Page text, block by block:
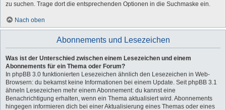
zu suchen. Trage dort die entsprechenden Optionen in die Suchmaske ein.
Nach oben
Abonnements und Lesezeichen
Was ist der Unterschied zwischen einem Lesezeichen und einem
Abonnements für ein Thema oder Forum?
In phpBB 3.0 funktionierten Lesezeichen ähnlich den Lesezeichen in Web-
Browsern: du bekamst keine Informationen bei einem Update. Seit phpBB 3.1
ähneln Lesezeichen mehr einem Abonnement: du kannst eine
Benachrichtigung erhalten, wenn ein Thema aktualisiert wird. Abonnements
hingegen informieren dich bei einer Aktualisierung eines Themas oder eines